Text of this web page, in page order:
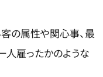
の属性や関心事、最
人雇ったかのような